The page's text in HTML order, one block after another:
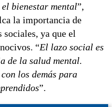
bienestar mental”,
la importancia de
ya que el
“El lazo social es
de la salud mental.
los demás para
”.